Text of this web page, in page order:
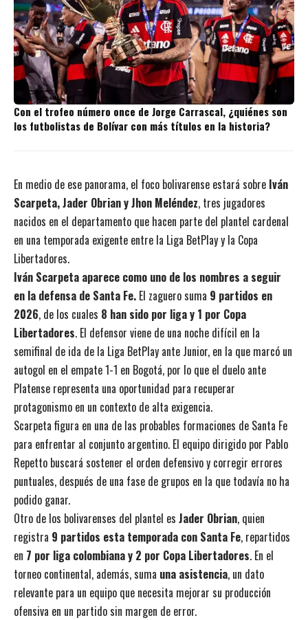
Con el trofeo número once de Jorge Carrascal, ¿quiénes son
los futbolistas de Bolívar con más títulos en la historia?
En medio de ese panorama, el foco bolivarense estará sobre Iván
Scarpeta, Jader Obrian y Jhon Meléndez, tres jugadores
nacidos en el departamento que hacen parte del plantel cardenal
en una temporada exigente entre la Liga BetPlay y la Copa
Libertadores.
Iván Scarpeta aparece como uno de los nombres a seguir
en la defensa de Santa Fe. El zaguero suma 9 partidos en
2026, de los cuales 8 han sido por liga y 1 por Copa
Libertadores. El defensor viene de una noche difícil en la
semifinal de ida de la Liga BetPlay ante Junior, en la que marcó un
autogol en el empate 1-1 en Bogotá, por lo que el duelo ante
Platense representa una oportunidad para recuperar
protagonismo en un contexto de alta exigencia.
Scarpeta figura en una de las probables formaciones de Santa Fe
para enfrentar al conjunto argentino. El equipo dirigido por Pablo
Repetto buscará sostener el orden defensivo y corregir errores
puntuales, después de una fase de grupos en la que todavía no ha
podido ganar.
Otro de los bolivarenses del plantel es Jader Obrian, quien
registra 9 partidos esta temporada con Santa Fe, repartidos
en 7 por liga colombiana y 2 por Copa Libertadores. En el
torneo continental, además, suma una asistencia, un dato
relevante para un equipo que necesita mejorar su producción
ofensiva en un partido sin margen de error.